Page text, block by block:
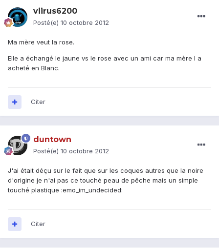
viirus6200
Posté(e) 10 octobre 2012
Ma mère veut la rose.
Elle a échangé le jaune vs le rose avec un ami car ma mère l a
acheté en Blanc.
Citer
duntown
Posté(e) 10 octobre 2012
J'ai était déçu sur le fait que sur les coques autres que la noire
d'origine je n'ai pas ce touché peau de pêche mais un simple
touché plastique :emo_im_undecided:
Citer